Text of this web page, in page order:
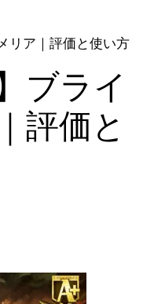
リア｜評価と使い方
ブライ
評価と